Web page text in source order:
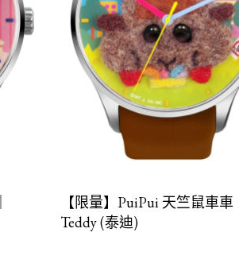
【限量】PuiPui 天竺鼠車車｜
Teddy (泰迪)